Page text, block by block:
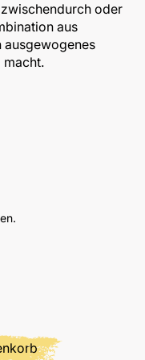
oder
aus
ausgewogenes
macht.
Gib den